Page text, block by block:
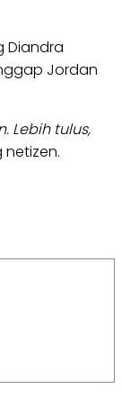
Diandra
Jordan
Lebih tulus,